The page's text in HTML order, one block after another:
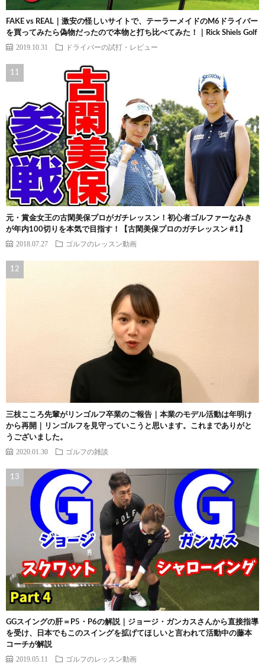
FAKE vs REAL｜激安の怪しいサイトで、テーラーメイドのM6ドライバー
を買ってみたら偽物だったので本物と打ち比べてみた！｜Rick Shiels Golf
2019.10.31 ドライバーの試打・レビュー
元・賞金女王の古閑美保プロがガチレッスン！初心者ゴルファーなみき
が年内100切りを本気で目指す！【古閑美保プロのガチレッスン #1】
2018.07.27 ゴルフのレッスン動画
三枝こころ先輩がリンゴルフ卒業のご報告｜本業のモデル活動は年明け
から再開｜リンゴルフを見守っていこうと思います。これまでありがと
うございました。
2020.01.30 ゴルフの雑談
GGスイングの肝＝P5・P6の解説｜ジョージ・ガンカスさんから直接指導
を受け、日本でもこのスイングを拡げてほしいと言われて活動中の藤本
コーチが解説
2019.05.11 ゴルフのレッスン動画